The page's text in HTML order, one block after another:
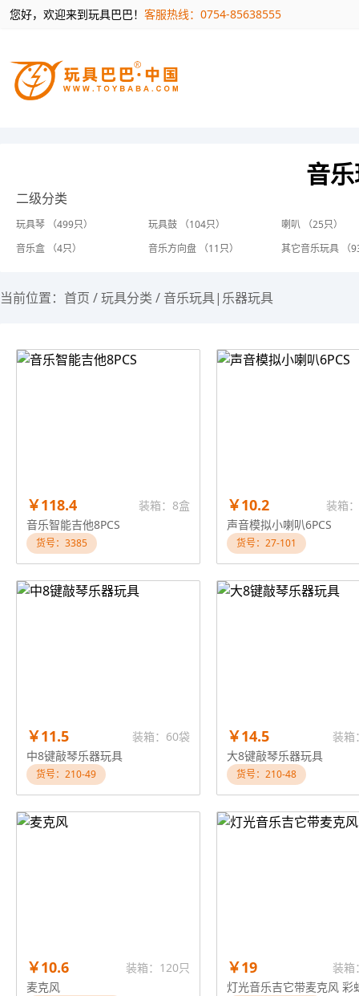
您好，欢迎来到玩具巴巴！ 客服热线：0754-85638555
音
二级分类
玩具琴 （499只） 玩具鼓 （104只）
喇叭 （25只）
音乐盒 （4只）
音乐方向盘 （11只） 其它音乐玩具 （
当前位置： 首页 /玩具分类 / 音乐玩具|乐器玩具
￥118.4
装箱：8盒
音乐智能吉他8PCS
货号：3385
￥10.2
装箱
声音模拟小喇叭6PCS
货号：27-101
￥11.5
装箱：60袋
中8键敲琴乐器玩具
货号：210-49
￥14.5
装箱
大8键敲琴乐器玩具
货号：210-48
￥10.6
装箱：120只
麦克风
￥19
装箱
灯光音乐吉它带麦克风 彩